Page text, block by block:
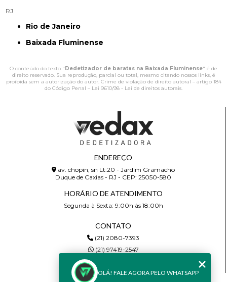
RJ
Rio de Janeiro
Baixada Fluminense
O conteúdo do texto " Dedetizador de baratas na Baixada Fluminense" é de
direito reservado. Sua reprodução, parcial ou total, mesmo citando nossos links, é
proibida sem a autorização do autor. Crime de violação de direito autoral – artigo 184
do Código Penal – Lei 9610/98 - Lei de direitos autorais.
ENDEREÇO
av. chopin, sn Lt:20 - Jardim Gramacho
Duque de Caxias - RJ - CEP: 25050-580
HORÁRIO DE ATENDIMENTO
Segunda à Sexta: 9:00h às 18:00h
CONTATO
(21) 2080-7393
(21) 97419-2547
wedax.comercial@gmail.com
OLÁ! FALE AGORA PELO WHATSAPP